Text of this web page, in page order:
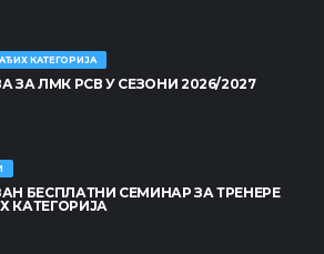
КАТЕГОРИЈА
ЗА ЛМК РСВ У СЕЗОНИ 2026/2027
БЕСПЛАТНИ СЕМИНАР ЗА ТРЕНЕРЕ
КАТЕГОРИЈА